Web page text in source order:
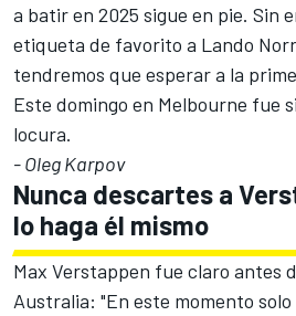
a batir en 2025 sigue en pie. Sin
etiqueta de favorito a Lando
tendremos que esperar a la
Este domingo en Melbourne fue
locura.
- Oleg Karpov
Nunca descartes a
lo haga él mismo
Max Verstappen fue claro antes
Australia: "En este momento